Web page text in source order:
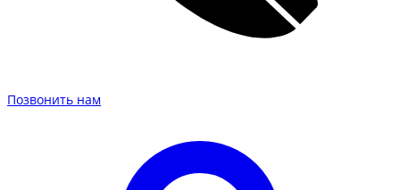
Позвонить нам